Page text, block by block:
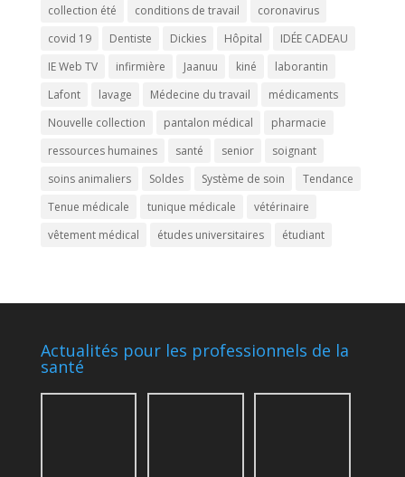
collection été
conditions de travail
coronavirus
covid 19
Dentiste Dickies Hôpital
IDÉE CADEAU
IE Web TV
infirmière Jaanuu kiné
laborantin
Lafont
lavage Médecine du travail
médicaments
Nouvelle collection
pantalon médical
pharmacie
ressources humaines
santé senior
soignant
soins animaliers
Soldes Système de soin
Tendance
Tenue médicale
tunique médicale
vétérinaire
vêtement médical
études universitaires étudiant
Actualités pour les professionnels de la
santé